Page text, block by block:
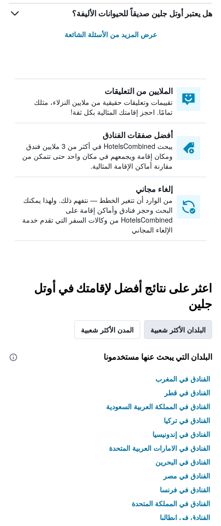
هل يعتبر أوتل جلين صديقاً للحيوانات الأليفة؟
عرض المزيد من الأسئلة الشائعة
الملايين من التعليقات
تقييمات وتعليقات حقيقية من ملايين النزلاء، مثلك
تمامًا. احجز إقامتك المثالية بكل ثقة!
أفضل صفقات الفنادق
يبحث HotelsCombined في أكثر من 3 ملايين فندق
ومكان إقامة ويجمعهم في مكان واحد حتى تتمكن من
مقارنة أماكن الإقامة المثالية.
إلغاء مجاني
من الوارد أن تتغير الخطط — نتفهم ذلك. ولهذا يمكنك
البحث وحجز فنادق وأماكن إقامة على
HotelsCombined من وكالات السفر التي تقدم خدمة
الإلغاء المجاني
اعثر على نتائج أفضل لإقامتك في أوتل
جلين
البلدان الأكثر شعبية المدن الأكثر شعبية
البلدان التي يبحث عنها مستخدمونا
الفنادق في المغرب
الفنادق في قطر
الفنادق في المملكة العربية السعودية
الفنادق في تركيا
الفنادق في إندونيسيا
الفنادق في الامارات العربية المتحدة
الفنادق في البحرين
الفنادق في مصر
الفنادق في فرنسا
الفنادق في المملكة المتحدة
الفنادق في إيطاليا